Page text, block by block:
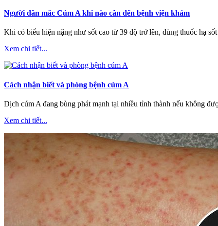
Người dân mắc Cúm A khi nào cần đến bệnh viện khám
Khi có biểu hiện nặng như sốt cao từ 39 độ trở lên, dùng thuốc hạ
Xem chi tiết...
Cách nhận biết và phòng bệnh cúm A
Dịch cúm A đang bùng phát mạnh tại nhiều tỉnh thành nếu không
Xem chi tiết...